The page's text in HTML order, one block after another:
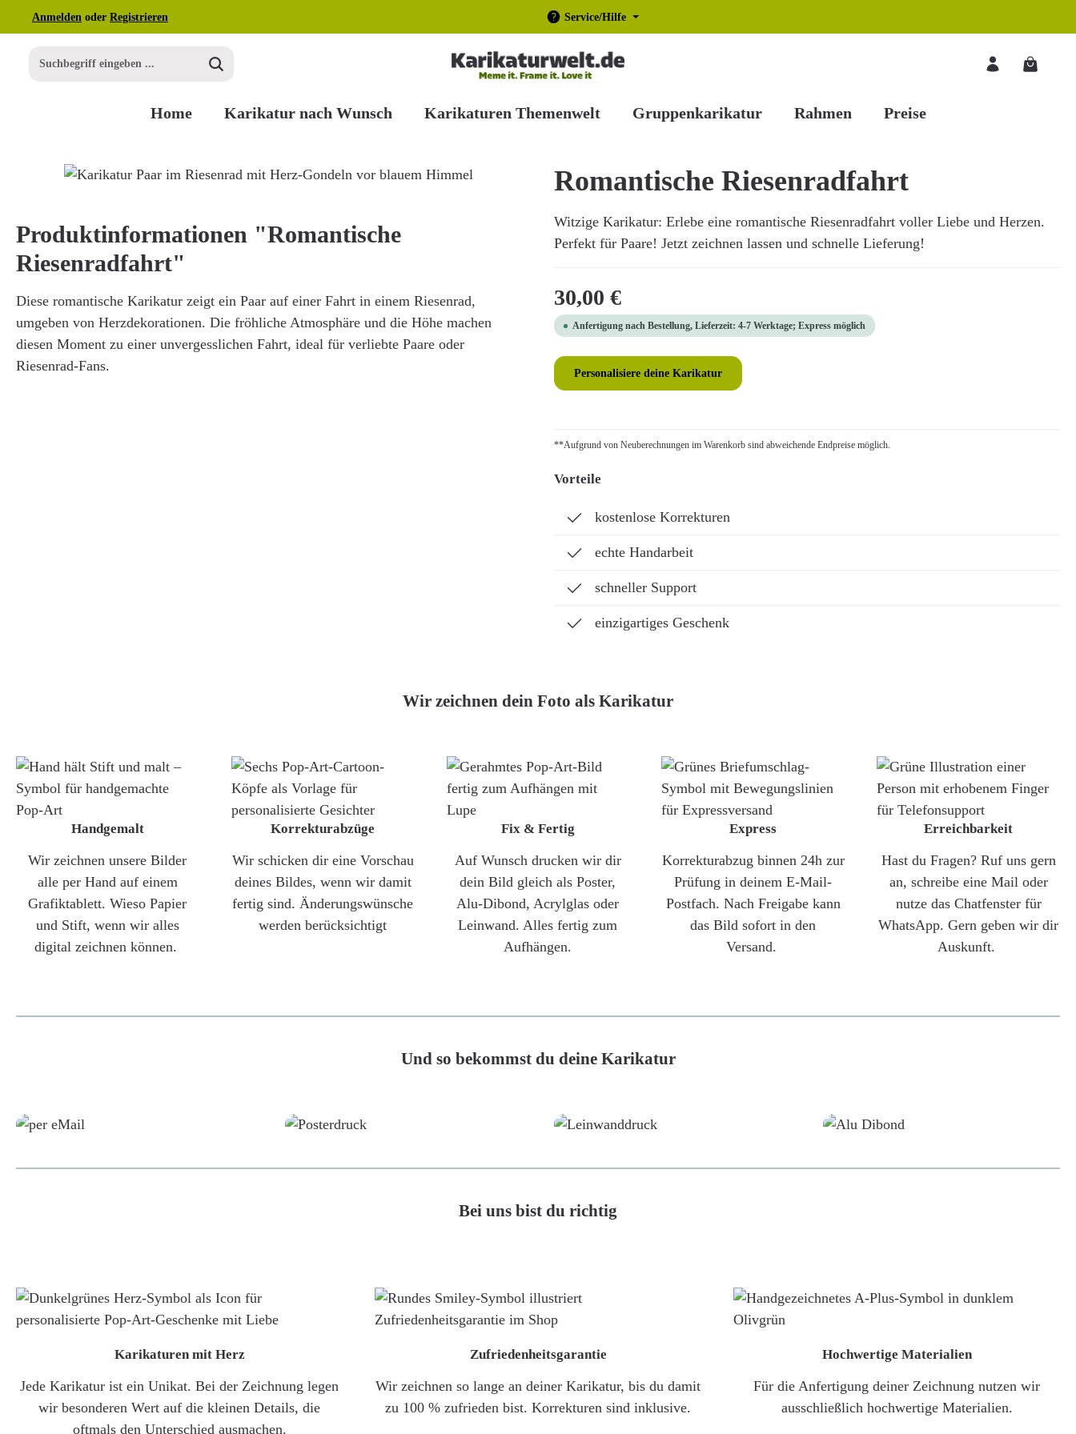
Hauptinhalt springen
Zur Suche springen
Zur Hauptnavigation springen
Anmelden oder Registrieren Service/Hilfe
Home Karikatur nach Wunsch Karikaturen Themenwelt Gruppenkarikatur Rahmen Preise
Bildergalerie überspringen Romantische Riesenradfahrt
Witzige Karikatur: Erlebe eine romantische Riesenradfahrt voller Liebe und Herzen.
Perfekt für Paare! Jetzt zeichnen lassen und schnelle Lieferung!
Regulärer Preis:
30,00 €
Anfertigung nach Bestellung, Lieferzeit: 4-7 Werktage; Express möglich
Personalisiere deine Karikatur
**Aufgrund von Neuberechnungen im Warenkorb sind abweichende Endpreise möglich.
Vorteile
kostenlose Korrekturen
echte Handarbeit
schneller Support
einzigartiges Geschenk
Produktinformationen "Romantische
Riesenradfahrt"
Diese romantische Karikatur zeigt ein Paar auf einer Fahrt in einem Riesenrad,
umgeben von Herzdekorationen. Die fröhliche Atmosphäre und die Höhe machen
diesen Moment zu einer unvergesslichen Fahrt, ideal für verliebte Paare oder
Riesenrad-Fans.
Wir zeichnen dein Foto als Karikatur
Handgemalt
Wir zeichnen unsere Bilder
alle per Hand auf einem
Grafiktablett. Wieso Papier
und Stift, wenn wir alles
digital zeichnen können.
Korrekturabzüge
Wir schicken dir eine Vorschau
deines Bildes, wenn wir damit
fertig sind. Änderungswünsche
werden berücksichtigt
Fix & Fertig
Auf Wunsch drucken wir dir
dein Bild gleich als Poster,
Alu-Dibond, Acrylglas oder
Leinwand. Alles fertig zum
Aufhängen.
Express
Korrekturabzug binnen 24h zur
Prüfung in deinem E-Mail-
Postfach. Nach Freigabe kann
das Bild sofort in den
Versand.
Erreichbarkeit
Hast du Fragen? Ruf uns gern
an, schreibe eine Mail oder
nutze das Chatfenster für
WhatsApp. Gern geben wir dir
Auskunft.
Und so bekommst du deine Karikatur
Bei uns bist du richtig
Karikaturen mit Herz
Jede Karikatur ist ein Unikat. Bei der Zeichnung legen
wir besonderen Wert auf die kleinen Details, die
oftmals den Unterschied ausmachen.
Zufriedenheitsgarantie
Wir zeichnen so lange an deiner Karikatur, bis du damit
zu 100 % zufrieden bist. Korrekturen sind inklusive.
Hochwertige Materialien
Für die Anfertigung deiner Zeichnung nutzen wir
ausschließlich hochwertige Materialien.